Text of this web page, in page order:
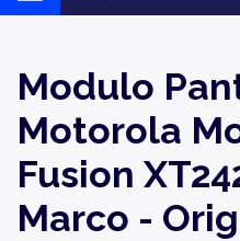
Modulo
Motorola
Fusion
Marco -